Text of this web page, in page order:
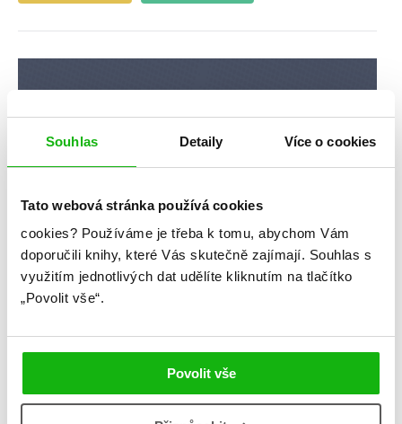
Souhlas Detaily Více o cookies
Tato webová stránka používá cookies
cookies? Používáme je třeba k tomu, abychom Vám
doporučili knihy, které Vás skutečně zajímají. Souhlas s
využitím jednotlivých dat udělíte kliknutím na tlačítko
„Povolit vše“.
Povolit vše